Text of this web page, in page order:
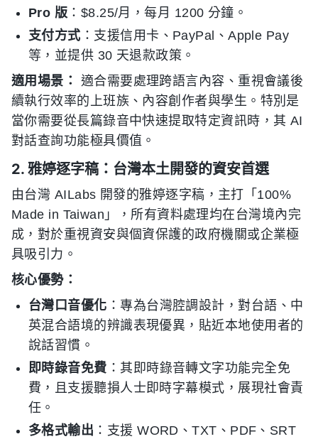
Pro 版 ：$8.25/月，每月 1200 分鐘。
支付方式：支援信用卡、PayPal、Apple Pay
等，並提供 30 天退款政策。
適用場景：
適合需要處理跨語言內容、重視會議後
續執行效率的上班族、內容創作者與學生。特別是
當你需要從長篇錄音中快速提取特定資訊時，其 AI
對話查詢功能極具價值。
2. 雅婷逐字稿：台灣本土開發的資安首選
由台灣 AILabs 開發的雅婷逐字稿，主打「100%
Made in Taiwan」，所有資料處理均在台灣境內完
成，對於重視資安與個資保護的政府機關或企業極
具吸引力。
核心優勢：
台灣口音優化 ：專為台灣腔調設計，對台語、中
英混合語境的辨識表現優異，貼近本地使用者的
說話習慣。
即時錄音免費 ：其即時錄音轉文字功能完全免
費，且支援聽損人士即時字幕模式，展現社會責
任。
多格式輸出 ：支援 WORD、TXT、PDF、SRT